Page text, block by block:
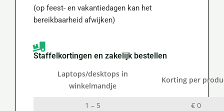
(op feest- en vakantiedagen kan het
bereikbaarheid afwijken)
Staffelkortingen en zakelijk bestellen
Laptops/desktops in
winkelmandje
Korting per
1 – 5
€ 0